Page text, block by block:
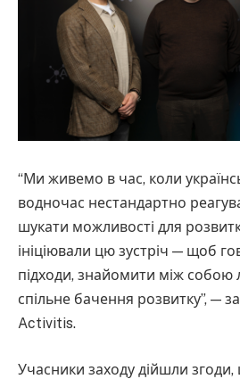
“Ми живемо в час, коли
водночас нестандартно
шукати можливості для
ініціювали цю зустріч — щоб
підходи, знайомити між собою
спільне бачення розвитку”, —
Activitis.
Учасники заходу дійшли згоди,